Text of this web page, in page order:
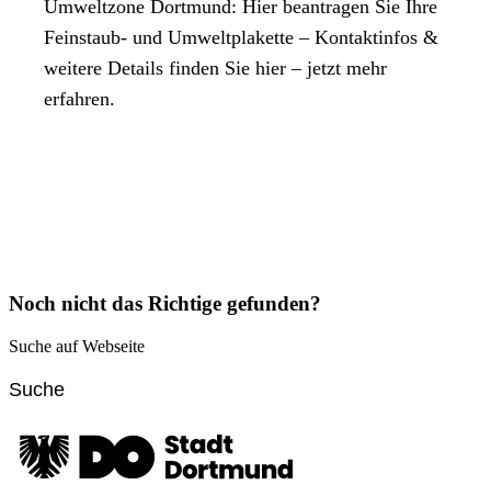
Umweltzone Dortmund: Hier beantragen Sie Ihre
Feinstaub- und Umweltplakette – Kontaktinfos &
weitere Details finden Sie hier – jetzt mehr
erfahren.
Noch nicht das Richtige gefunden?
Suche auf Webseite